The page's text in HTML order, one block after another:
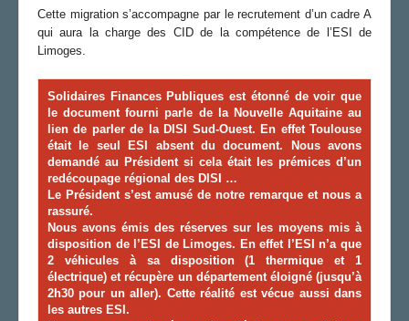
Cette migration s’accompagne par le recrutement d’un cadre A
qui aura la charge des CID de la compétence de l’ESI de
Limoges.
Solidaires Finances Publiques est étonné de voir que
le document fourni parle de la Nouvelle Aquitaine au
lien de parler de la DISI Sud-Ouest. En effet Toulouse
était le seul ESI absent du document. Nous avons
demandé au Président si cela était les prémices d’un
redécoupage régional des DISI …
Le Président s’est amusé de notre remarque et nous a
rassuré.
Nous avons émis des réserves sur les moyens mis à
disposition de l’ESI de Limoges. En effet l’ESI n’a que
2 véhicules à sa disposition (1 thermique et 1
électrique) et récupère un département éloigné (jusqu’à
2h30 pour un aller). Cette réalité est vécue aussi dans
les autres ESI.